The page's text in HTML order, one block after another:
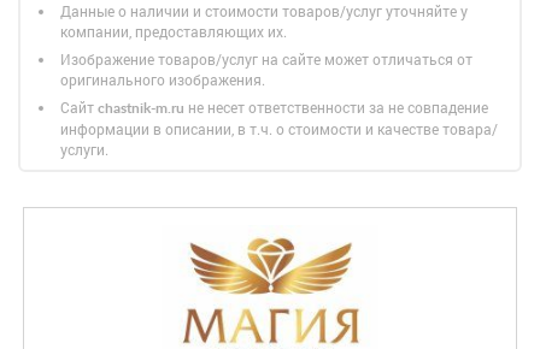
Данные о наличии и стоимости товаров/услуг уточняйте у
компании, предоставляющих их.
Изображение товаров/услуг на сайте может отличаться от
оригинального изображения.
Сайт chastnik-m.ru не несет ответственности за не совпадение
информации в описании, в т.ч. о стоимости и качестве товара/
услуги.